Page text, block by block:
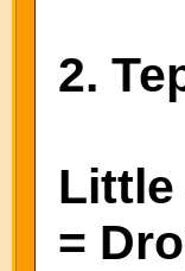
2.
Little
=